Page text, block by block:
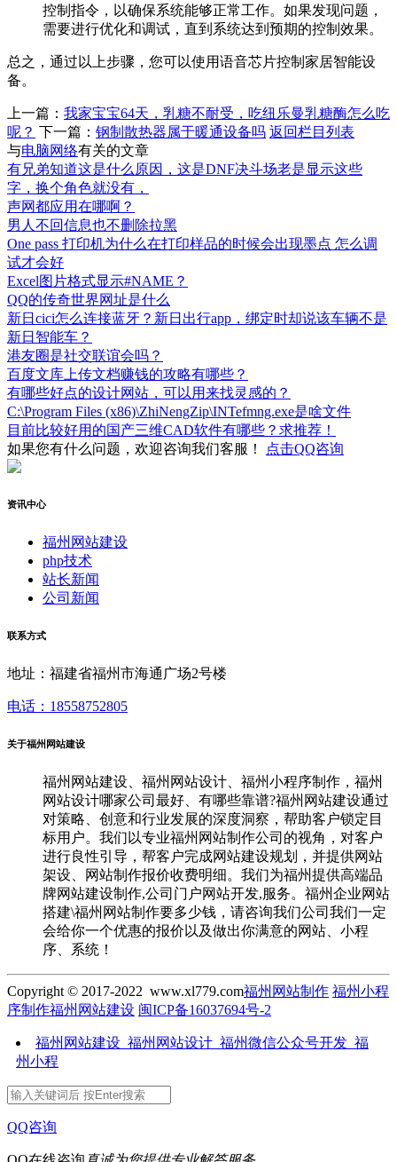
控制指令，以确保系统能够正常工作。如果发现问题，
需要进行优化和调试，直到系统达到预期的控制效果。
总之，通过以上步骤，您可以使用语音芯片控制家居智能设
备。
上一篇： 我家宝宝64天，乳糖不耐受，吃纽乐曼乳糖酶怎么吃
呢？ 下一篇： 钢制散热器属于暖通设备吗 返回栏目列表
与电脑网络有关的文章
有兄弟知道这是什么原因，这是DNF决斗场老是显示这些
字，换个角色就没有，
声网都应用在哪啊？
男人不回信息也不删除拉黑
One pass 打印机为什么在打印样品的时候会出现墨点 怎么调
试才会好
Excel图片格式显示#NAME？
QQ的传奇世界网址是什么
新日cici怎么连接蓝牙？新日出行app，绑定时却说该车辆不是
新日智能车？
港友圈是社交联谊会吗？
百度文库上传文档赚钱的攻略有哪些？
有哪些好点的设计网站，可以用来找灵感的？
C:\Program Files (x86)\ZhiNengZip\INTefmng.exe是啥文件
目前比较好用的国产三维CAD软件有哪些？求推荐！
如果您有什么问题，欢迎咨询我们客服！
点击QQ咨询
资讯中心
福州网站建设
php技术
站长新闻
公司新闻
联系方式
地址：福建省福州市海通广场2号楼
电话：18558752805
关于福州网站建设
福州网站建设、福州网站设计、福州小程序制作，福州
网站设计哪家公司最好、有哪些靠谱?福州网站建设通过
对策略、创意和行业发展的深度洞察，帮助客户锁定目
标用户。我们以专业福州网站制作公司的视角，对客户
进行良性引导，帮客户完成网站建设规划，并提供网站
架设、网站制作报价收费明细。我们为福州提供高端品
牌网站建设制作,公司门户网站开发,服务。福州企业网站
搭建\福州网站制作要多少钱，请咨询我们公司我们一定
会给你一个优惠的报价以及做出你满意的网站、小程
序、系统！
Copyright © 2017-2022 www.xl779.com福州网站制作 福州小程
序制作福州网站建设 闽ICP备16037694号-2
福州网站建设_福州网站设计_福州微信公众号开发_福
州小程
QQ咨询